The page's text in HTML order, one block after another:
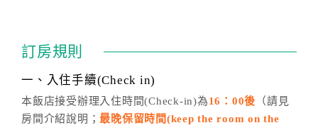
話方式異動訂單。
※非客服時間之申辦異動，皆為次日計算及辦理。
五、客服時間
週一至週日，上午9:00～晚上6:00
訂房規則
一、入住手續(Check in)
本飯店接受辦理入住時間(Check-in)為16：00後 （請見
房間介紹說明；最晚保留時間(keep the room on the